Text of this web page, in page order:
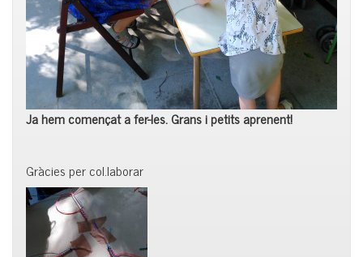
Ja hem començat a fer-les. Grans i petits aprenent!
Gràcies per col.laborar